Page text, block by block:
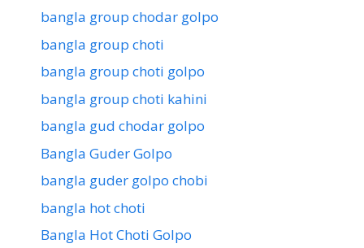
bangla group chodar golpo
bangla group choti
bangla group choti golpo
bangla group choti kahini
bangla gud chodar golpo
Bangla Guder Golpo
bangla guder golpo chobi
bangla hot choti
Bangla Hot Choti Golpo